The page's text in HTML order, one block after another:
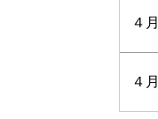
４
４